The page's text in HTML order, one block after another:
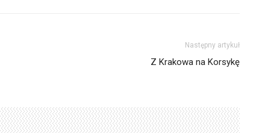
Następny artykuł
Z Krakowa na Korsykę